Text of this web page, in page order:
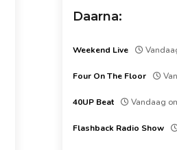
Daarna:
Weekend Live
Four On The Floor
40UP Beat Vandaag
Flashback Radio Show